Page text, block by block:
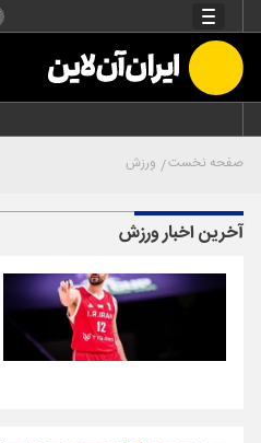
صفحه نخست ورزش
آخرین اخبار ورزش